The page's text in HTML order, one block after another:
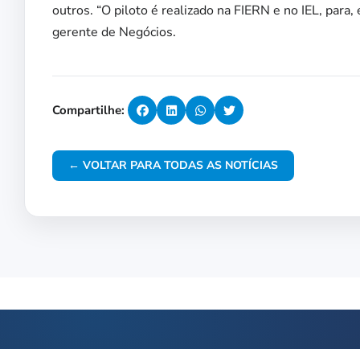
outros. “O piloto é realizado na FIERN e no IEL,
gerente de Negócios.
Compartilhe:
← VOLTAR PARA TODAS AS NOTÍCIAS